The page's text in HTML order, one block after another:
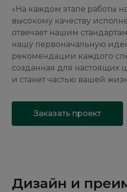
«На каждом этапе работы
высокому качеству
отвечает нашим
нашу первоначальную
рекомендации каждого
созданная для настоящих
и станет частью вашей
Заказать проект
Дизайн и